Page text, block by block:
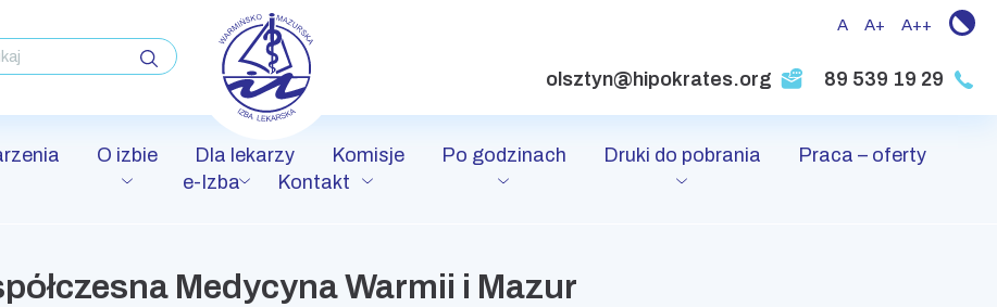
A A+ A++
olsztyn@hipokrates.org 89 539 19 29
O izbie Dla lekarzy Komisje Po godzinach Druki do pobrania
Praca – oferty
e-Izba
Kontakt
Medycyna Warmii i Mazur